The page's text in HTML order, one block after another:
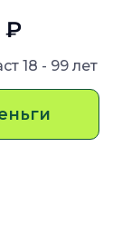
₽
18 - 99 лет